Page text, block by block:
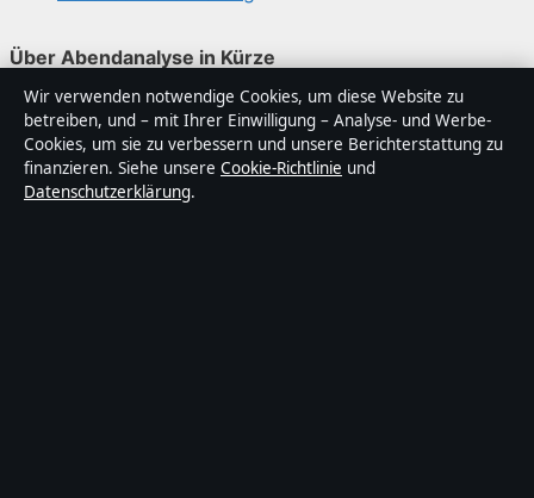
Über Abendanalyse in Kürze
Abendanalyse ist ein unabhängiger digitaler
Nachrichtenanbieter mit Fokus auf Politik, Wirtschaft,
Technik und Gesellschaft in Deutschland. Jeder Artikel
trägt eine Byline, wird von einem Redakteur geprüft und
Wir verwenden notwendige Cookies, um diese Website zu
betreiben, und – mit Ihrer Einwilligung – Analyse- und Werbe-
Cookies, um sie zu verbessern und unsere Berichterstattung zu
finanzieren. Siehe unsere Cookie-Richtlinie und
Datenschutzerklärung.